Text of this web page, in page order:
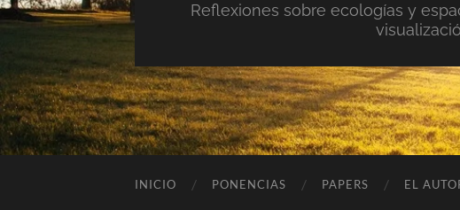
Reflexiones sobre ecologías y
INICIO PONENCIAS PAPERS EL